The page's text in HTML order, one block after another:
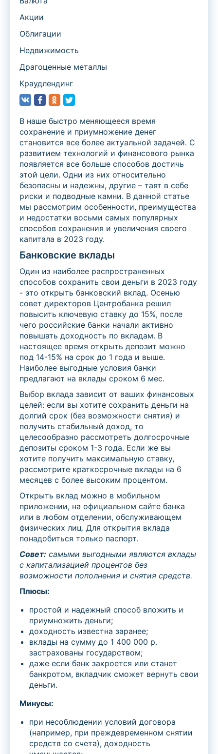
Акции
Облигации
Недвижимость
Драгоценные металлы
Краудлендинг
В наше быстро меняющееся время
сохранение и приумножение денег
становится все более актуальной задачей. С
развитием технологий и финансового рынка
появляется все больше способов достичь
этой цели. Одни из них относительно
безопасны и надежны, другие – таят в себе
риски и подводные камни. В данной статье
мы рассмотрим особенности, преимущества
и недостатки восьми самых популярных
способов сохранения и увеличения своего
капитала в 2023 году.
Банковские вклады
Один из наиболее распространенных
способов сохранить свои деньги в 2023 году
- это открыть банковский вклад. Осенью
совет директоров Центробанка решил
повысить ключевую ставку до 15%, после
чего российские банки начали активно
повышать доходность по вкладам. В
настоящее время открыть депозит можно
под 14-15% на срок до 1 года и выше.
Наиболее выгодные условия банки
предлагают на вклады сроком 6 мес.
Выбор вклада зависит от ваших финансовых
целей: если вы хотите сохранить деньги на
долгий срок (без возможности снятия) и
получить стабильный доход, то
целесообразно рассмотреть долгосрочные
депозиты сроком 1-3 года. Если же вы
хотите получить максимальную ставку,
рассмотрите краткосрочные вклады на 6
месяцев с более высоким процентом.
Открыть вклад можно в мобильном
приложении, на официальном сайте банка
или в любом отделении, обслуживающем
физических лиц. Для открытия вклада
понадобиться только паспорт.
Совет: самыми выгодными являются вклады
с капитализацией процентов без
возможности пополнения и снятия средств.
Плюсы:
простой и надежный способ вложить и
приумножить деньги;
доходность известна заранее;
вклады на сумму до 1 400 000 р.
застрахованы государством;
даже если банк закроется или станет
банкротом, вкладчик сможет вернуть свои
деньги.
Минусы:
при несоблюдении условий договора
(например, при преждевременном снятии
средств со счета), доходность